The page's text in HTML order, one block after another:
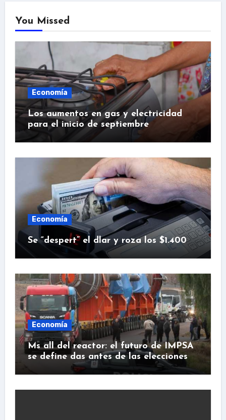
You Missed
Economía
Los aumentos en gas y electricidad
para el inicio de septiembre
Economía
Se “despert” el dlar y roza los $1.400
Economía
Ms all del reactor: el futuro de IMPSA
se define das antes de las elecciones